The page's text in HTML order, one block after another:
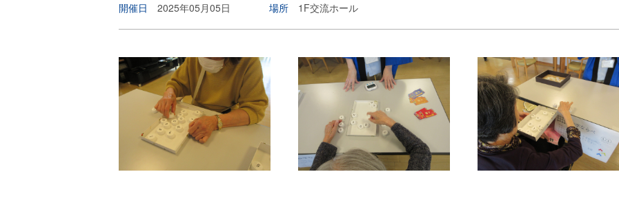
開催日 2025年05月05日 場所 1F交流ホール